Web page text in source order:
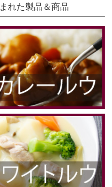
れた製品＆商品